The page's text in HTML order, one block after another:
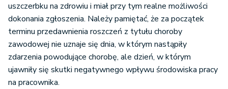
uszczerbku na zdrowiu i miał przy tym realne możliwości
dokonania zgłoszenia. Należy pamiętać, że za początek
terminu przedawnienia roszczeń z tytułu choroby
zawodowej nie uznaje się dnia, w którym nastąpiły
zdarzenia powodujące chorobę, ale dzień, w którym
ujawniły się skutki negatywnego wpływu środowiska pracy
na pracownika.